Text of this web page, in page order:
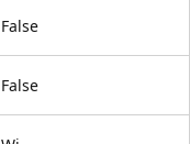
False
False